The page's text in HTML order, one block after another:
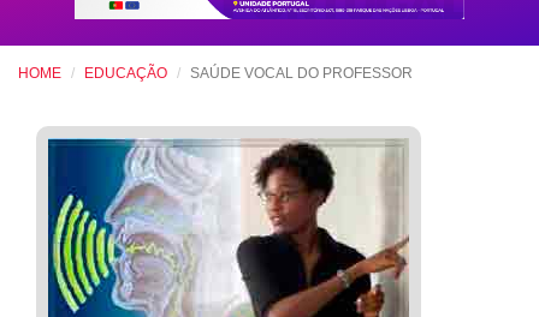
HOME EDUCAÇÃO SAÚDE VOCAL DO PROFESSOR